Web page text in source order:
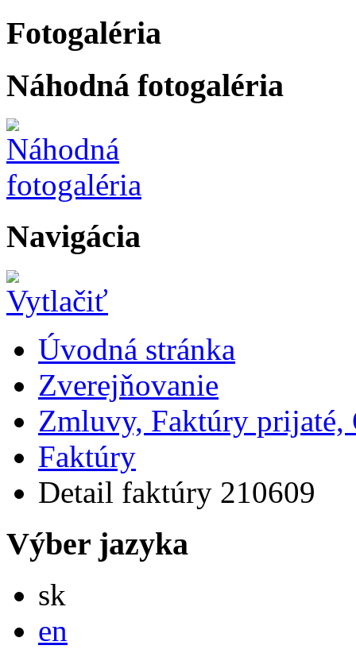
Fotogaléria
Náhodná fotogaléria
Navigácia
Úvodná stránka
Zverejňovanie
Zmluvy, Faktúry prijaté,
Faktúry
Detail faktúry 210609
Výber jazyka
sk
en